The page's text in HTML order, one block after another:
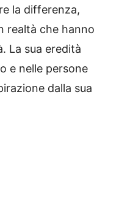
la differenza,
realtà che hanno
La sua eredità
e nelle persone
dalla sua